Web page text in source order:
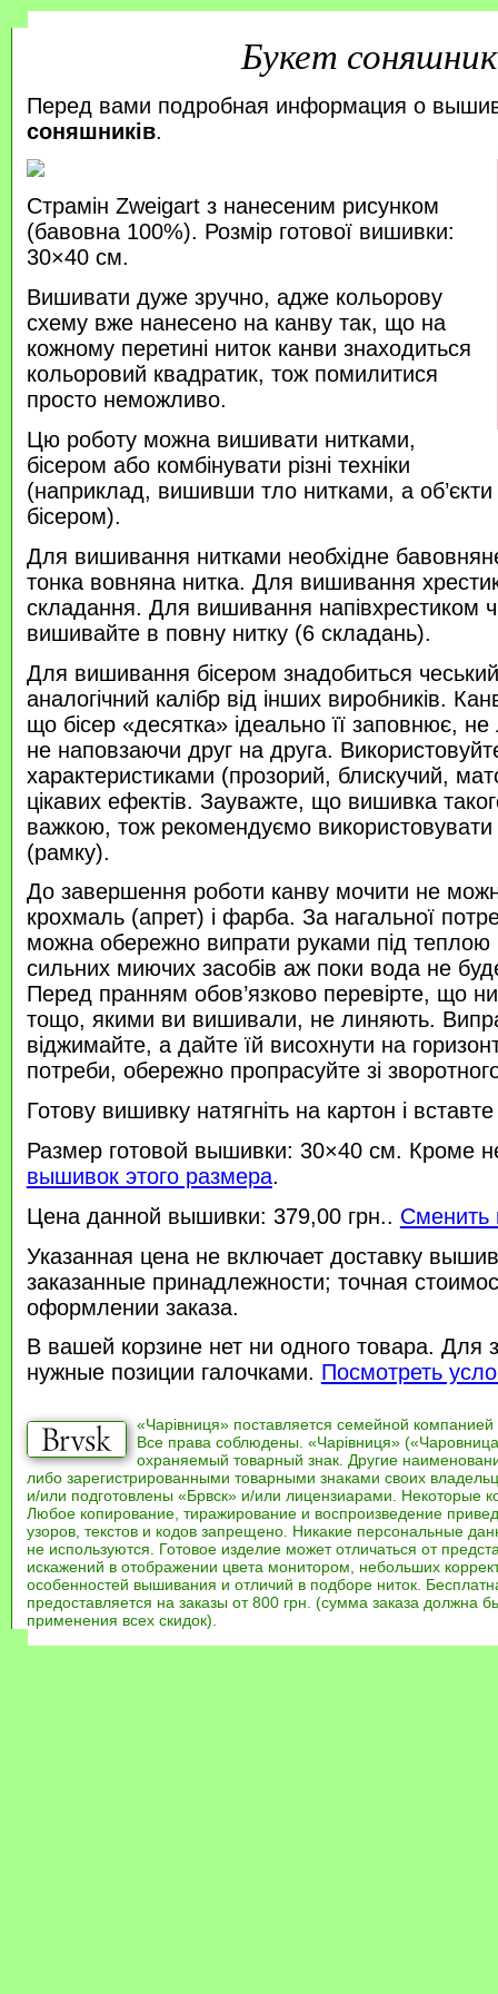
Букет
Перед вами подробная информация о
соняшників.
Страмін Zweigart з нанесеним рисунком
(бавовна 100%). Розмір готової вишивки:
30×40 см.
Вишивати дуже зручно, адже кольорову
схему вже нанесено на канву так, що на
кожному перетині ниток канви знаходиться
кольоровий квадратик, тож помилитися
просто неможливо.
Цю роботу можна вишивати нитками,
бісером або комбінувати різні техніки
(наприклад, вишивши тло нитками, а
бісером).
Для вишивання нитками необхідне
тонка вовняна нитка. Для вишивання
складання. Для вишивання напівхрестиком
вишивайте в повну нитку (6 складань).
Для вишивання бісером знадобиться
аналогічний калібр від інших виробників.
що бісер «десятка» ідеально її заповнює,
не наповзаючи друг на друга.
характеристиками (прозорий, блискучий,
цікавих ефектів. Зауважте, що вишивка
важкою, тож рекомендуємо
(рамку).
До завершення роботи канву мочити не
крохмаль (апрет) і фарба. За нагальної
можна обережно випрати руками під
сильних миючих засобів аж поки вода не
Перед пранням обов’язково перевірте, що
тощо, якими ви вишивали, не линяють.
віджимайте, а дайте їй висохнути на
потреби, обережно пропрасуйте зі
Готову вишивку натягніть на картон і
Размер готовой вышивки: 30×40 см. Кроме
вышивок этого размера.
Цена данной вышивки: 379,00 грн.. Сменить
Указанная цена не включает доставку
заказанные принадлежности; точная
оформлении заказа.
В вашей корзине нет ни одного товара. Для
нужные позиции галочками. Посмотреть
«Чарівниця» поставляется семейной компанией
Все права соблюдены. «Чарівниця»
охраняемый товарный знак. Другие
либо зарегистрированными товарными знаками своих
и/или подготовлены «Брвск» и/или лицензиарами. Некоторые
Любое копирование, тиражирование и воспроизведение
узоров, текстов и кодов запрещено. Никакие персональные
не используются. Готовое изделие может отличаться от
искажений в отображении цвета монитором, небольших
особенностей вышивания и отличий в подборе ниток.
предоставляется на заказы от 800 грн. (сумма заказа должна
применения всех скидок).